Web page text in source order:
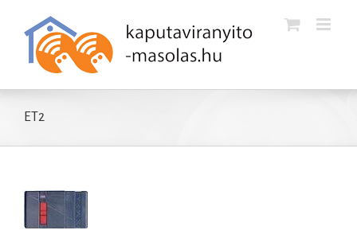
Kihagyás
ET2